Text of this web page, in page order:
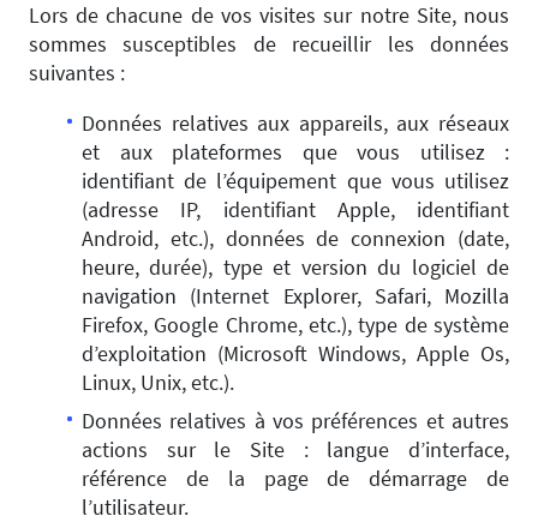
Lors de chacune de vos visites sur notre Site, nous
sommes susceptibles de recueillir les données
suivantes :
Données relatives aux appareils, aux réseaux
et aux plateformes que vous utilisez :
identifiant de l’équipement que vous utilisez
(adresse IP, identifiant Apple, identifiant
Android, etc.), données de connexion (date,
heure, durée), type et version du logiciel de
navigation (Internet Explorer, Safari, Mozilla
Firefox, Google Chrome, etc.), type de système
d’exploitation (Microsoft Windows, Apple Os,
Linux, Unix, etc.).
Données relatives à vos préférences et autres
actions sur le Site : langue d’interface,
référence de la page de démarrage de
l’utilisateur.